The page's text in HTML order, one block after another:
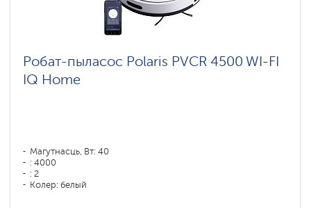
Робат-пыласос Polaris PVCR 4500 WI-FI
IQ Home
Магутнасць, Вт: 40
: 4000
: 2
Колер: белый